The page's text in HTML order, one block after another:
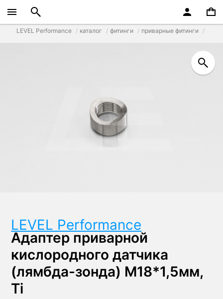
LEVEL Performance каталог фитинги приварные фитинги
LEVEL Performance
Адаптер приварной
кислородного датчика
(лямбда-зонда) М18*1,5мм,
Ti